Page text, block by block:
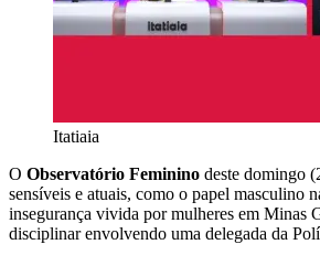
Itatiaia
O Observatório Feminino deste domingo
sensíveis e atuais, como o papel masculino
insegurança vivida por mulheres em Minas
disciplinar envolvendo uma delegada da